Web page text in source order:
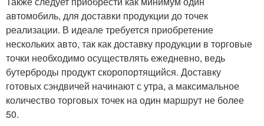
автомобиль, для доставки продукции до точек
реализации. В идеале требуется приобретение
нескольких авто, так как доставку продукции в торговые
точки необходимо осуществлять ежедневно, ведь
бутерброды продукт скоропортящийся. Доставку
готовых сэндвичей начинают с утра, а максимальное
количество торговых точек на один маршрут не более
50.